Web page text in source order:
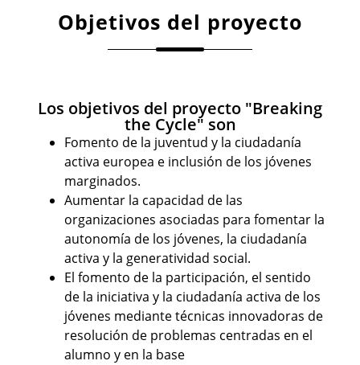
Objetivos del proyecto
Los objetivos del proyecto "Breaking
the Cycle" son
Fomento de la juventud y la ciudadanía
activa europea e inclusión de los jóvenes
marginados.
Aumentar la capacidad de las
organizaciones asociadas para fomentar la
autonomía de los jóvenes, la ciudadanía
activa y la generatividad social.
El fomento de la participación, el sentido
de la iniciativa y la ciudadanía activa de los
jóvenes mediante técnicas innovadoras de
resolución de problemas centradas en el
alumno y en la base